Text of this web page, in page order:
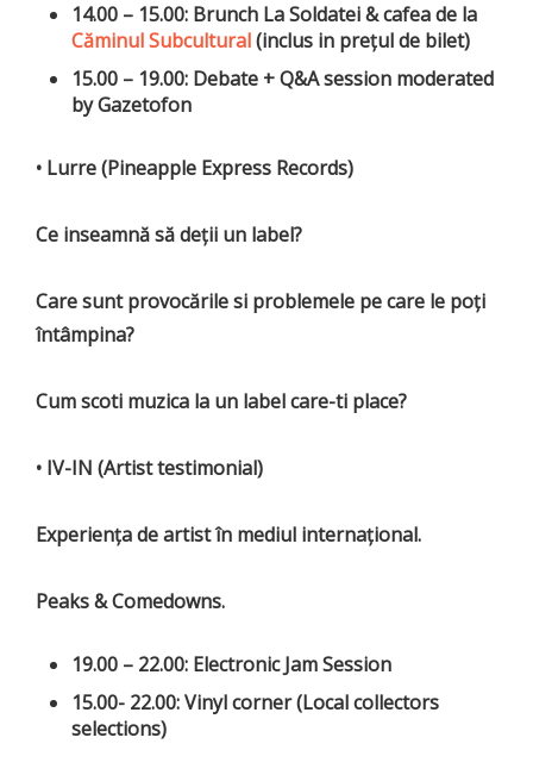
14.00 – 15.00: Brunch La Soldatei & cafea de la
Căminul Subcultural(inclus in prețul de bilet)
15.00 – 19.00: Debate + Q&A session moderated
by Gazetofon
• Lurre (Pineapple Express Records)
Ce inseamnă să deții un label?
Care sunt provocările si problemele pe care le poți
întâmpina?
Cum scoti muzica la un label care-ti place?
• IV-IN (Artist testimonial)
Experiența de artist în mediul internațional.
Peaks & Comedowns.
19.00 – 22.00: Electronic Jam Session
15.00- 22.00: Vinyl corner (Local collectors
selections)